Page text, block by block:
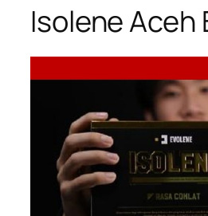
Isolene Aceh